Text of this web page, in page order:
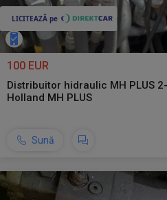
100 EUR
Distribuitor hidraulic MH PLUS
Holland MH PLUS
Sună